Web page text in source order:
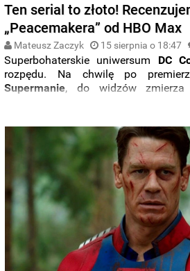
Ten serial to złoto!
„Peacemakera” od HBO Max
Mateusz Zaczyk 15 sierpnia o 18:47
Superbohaterskie uniwersum DC
rozpędu.
Na chwilę po
Supermanie,
do widzów
. Mieliśmy już okazję
nowej serii i możemy podzielić
wrażeniami. CzyJames Gunn
sezonu? A może wniósł uwielbianą
jeszcze wyższy poziom?